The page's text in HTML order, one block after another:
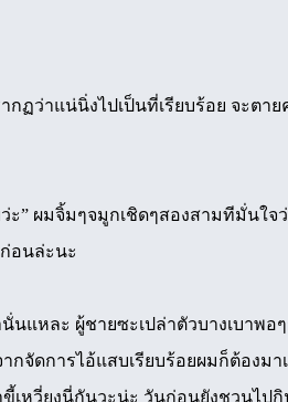
ว่าแน่นิ่งไปเป็นที่เรียบร้อย จะตาย
ผมจิ้มๆจมูกเชิดๆสองสามทีมั่นใจ
อนล่ะนะ
หละ ผู้ชายซะเปล่าตัวบางเบาพอๆ
จัดการไอ้แสบเรียบร้อยผมก็ต้องมา
ขี้เหวี่ยงนี่กันวะน่ะ วันก่อนยังชวนไ